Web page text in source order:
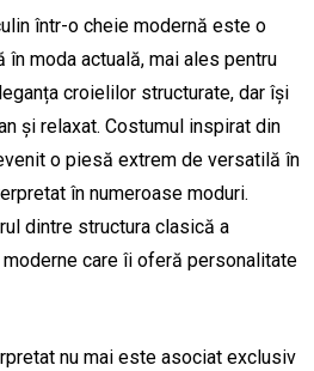
într-o cheie modernă este o
moda actuală, mai ales pentru
croielilor structurate, dar își
și relaxat. Costumul inspirat din
o piesă extrem de versatilă în
în numeroase moduri.
dintre structura clasică a
care îi oferă personalitate
nu mai este asociat exclusiv